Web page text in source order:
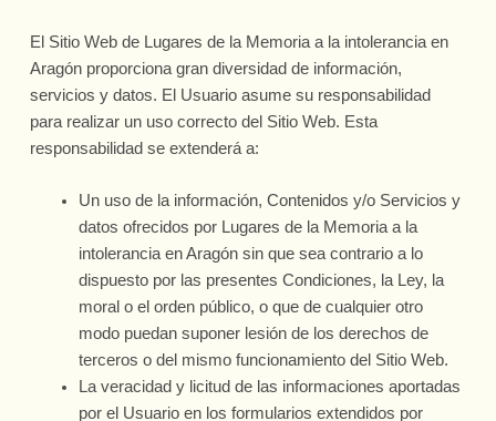
El Sitio Web de Lugares de la Memoria a la intolerancia en
Aragón proporciona gran diversidad de información,
servicios y datos. El Usuario asume su responsabilidad
para realizar un uso correcto del Sitio Web. Esta
responsabilidad se extenderá a:
Un uso de la información, Contenidos y/o Servicios y
datos ofrecidos por Lugares de la Memoria a la
intolerancia en Aragón sin que sea contrario a lo
dispuesto por las presentes Condiciones, la Ley, la
moral o el orden público, o que de cualquier otro
modo puedan suponer lesión de los derechos de
terceros o del mismo funcionamiento del Sitio Web.
La veracidad y licitud de las informaciones aportadas
por el Usuario en los formularios extendidos por